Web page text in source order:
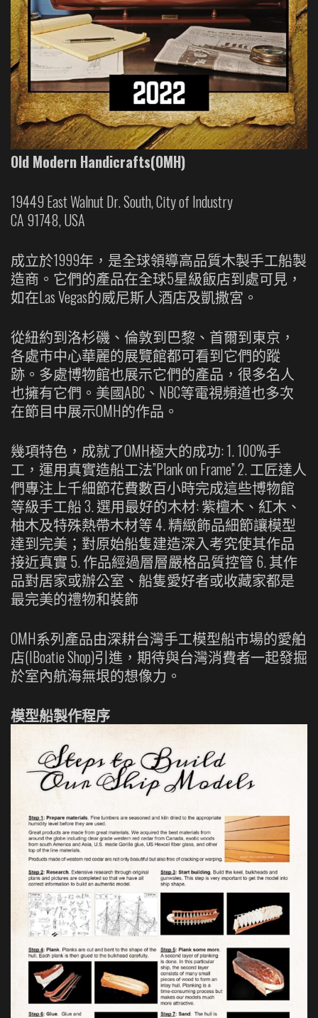
Old Modern Handicrafts(OMH)
19449 East Walnut Dr. South, City of Industry
CA 91748, USA
成立於1999年，是全球領導高品質木製手工船製
造商。它們的產品在全球5星級飯店到處可見，
如在Las Vegas的威尼斯人酒店及凱撒宮。
從紐約到洛杉磯、倫敦到巴黎、首爾到東京，
各處市中心華麗的展覽館都可看到它們的蹤
跡。多處博物館也展示它們的產品，很多名人
也擁有它們。美國ABC、NBC等電視頻道也多次
在節目中展示OMH的作品。
幾項特色，成就了OMH極大的成功: 1. 100%手
工，運用真實造船工法”Plank on Frame” 2. 工匠達人
們專注上千細節花費數百小時完成這些博物館
等級手工船 3. 選用最好的木材: 紫檀木、紅木、
柚木及特殊熱帶木材等 4. 精緻飾品細節讓模型
達到完美；對原始船隻建造深入考究使其作品
接近真實 5. 作品經過層層嚴格品質控管 6. 其作
品對居家或辦公室、船隻愛好者或收藏家都是
最完美的禮物和裝飾
OMH系列產品由深耕台灣手工模型船市場的愛舶
店(IBoatie Shop)引進，期待與台灣消費者一起發掘
於室內航海無垠的想像力。
模型船製作程序